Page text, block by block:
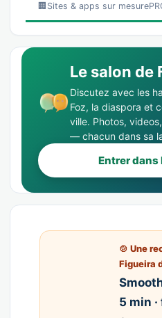
🏢Sites & apps sur
Le salon de
Discutez avec les
Foz, la diaspora et
ville. Photos,
— chacun dans sa
Entrer dans
🍲 Une
Figueira
5 min